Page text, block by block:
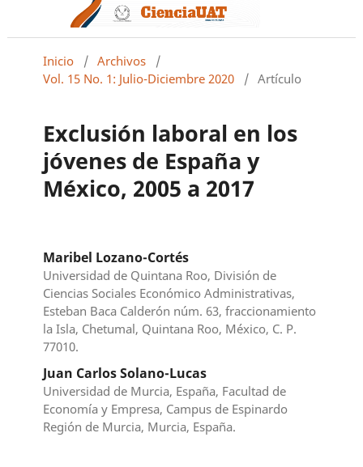
Inicio / Archivos
/
Vol. 15 No. 1: Julio-Diciembre 2020
/ Artículo
Exclusión laboral en los
jóvenes de España y
México, 2005 a 2017
Maribel Lozano-Cortés
Universidad de Quintana Roo, División de
Ciencias Sociales Económico Administrativas,
Esteban Baca Calderón núm. 63, fraccionamiento
la Isla, Chetumal, Quintana Roo, México, C. P.
77010.
Juan Carlos Solano-Lucas
Universidad de Murcia, España, Facultad de
Economía y Empresa, Campus de Espinardo
Región de Murcia, Murcia, España.